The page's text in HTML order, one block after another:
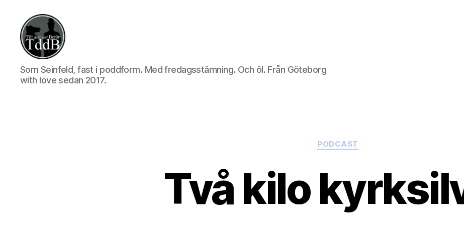
Till
den
det
Som Seinfeld, fast i poddform. Med fredagsstämning. Och öl. Från Göteborg
with love sedan 2017.
Kategorier
PODCAST
Två kilo